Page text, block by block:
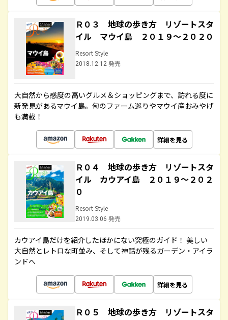
Ｒ０３ 地球の歩き方 リゾートスタ
イル マウイ島 ２０１９～２０２０
Resort Style
2018.12.12 発売
大自然から感度の高いグルメ＆ショッピングまで、訪れる度に
新発見があるマウイ島。旬のファーム巡りやマウイ産おみやげ
も満載！
詳細を見る
Ｒ０４ 地球の歩き方 リゾートスタ
イル カウアイ島 ２０１９～２０２
０
Resort Style
2019.03.06 発売
カウアイ島だけを紹介したほかにない究極のガイド！ 美しい
大自然とレトロな町並み、そして神話が残るガーデン・アイラ
ンドへ
詳細を見る
Ｒ０５ 地球の歩き方 リゾートスタ